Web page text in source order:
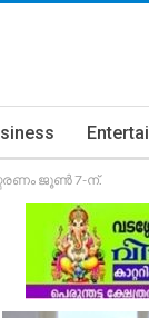
ജൂൺ 7-ന്.